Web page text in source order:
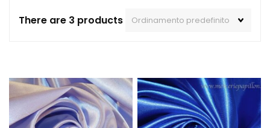
There are 3 products